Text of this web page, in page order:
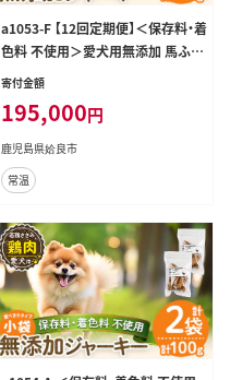
a1053-F 【12回定期便】＜保存料・着
色料 不使用＞愛犬用無添加 馬ふわ
ふわジャーキー6袋×12回(1袋50g・
市 馬 ジャーキー 犬 ドッグ ペット フ
ード エサ おやつ ごはん 間食 ご褒美
ペット関係
寄付金額
195,000円
鹿児島県姶良市
常温